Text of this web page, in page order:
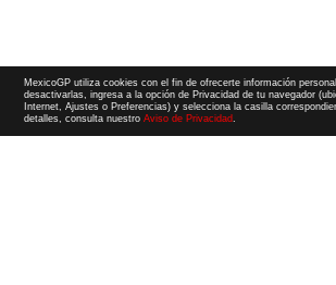
MexicoGP utiliza cookies con el fin de ofrecerte información
desactivarlas, ingresa a la opción de Privacidad de tu navegador
Internet, Ajustes o Preferencias) y selecciona la casilla
detalles, consulta nuestroAviso de Privacidad.